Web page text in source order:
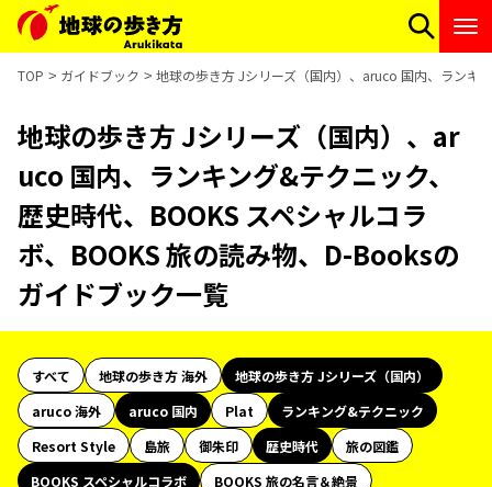
TOP ガイドブック 地球の歩き方 Jシリーズ（国内）、aruco 国内、ランキ
地球の歩き方 Jシリーズ（国内）、ar
uco 国内、ランキング&テクニック、
歴史時代、BOOKS スペシャルコラ
ボ、BOOKS 旅の読み物、D-Booksの
ガイドブック一覧
すべて 地球の歩き方 海外
地球の歩き方 Jシリーズ（国内）
aruco 海外
aruco 国内 Plat
ランキング&テクニック
Resort Style
島旅 御朱印 歴史時代
旅の図鑑
BOOKS スペシャルコラボ
BOOKS 旅の名言＆絶景